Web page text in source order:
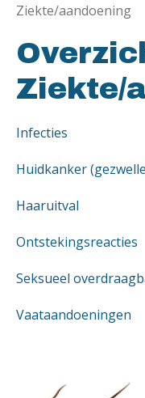
Ziekte/aandoening
Ziekte/
Infecties
Huidkanker
Haaruitval
Ontstekingsreacties
Seksueel
Vaataandoeningen